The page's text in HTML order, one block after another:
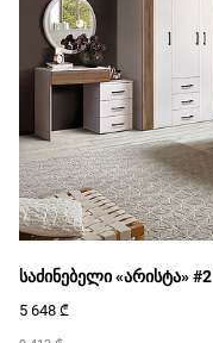
საძინებელი «არისტა» #2
5 648 ₾